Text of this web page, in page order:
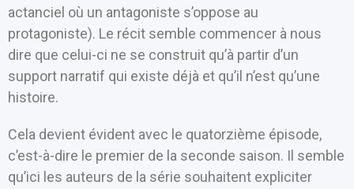
actanciel où un antagoniste s’oppose au
protagoniste). Le récit semble commencer à nous
dire que celui-ci ne se construit qu’à partir d’un
support narratif qui existe déjà et qu’il n’est qu’une
histoire.
Cela devient évident avec le quatorzième épisode,
c’est-à-dire le premier de la seconde saison. Il semble
qu’ici les auteurs de la série souhaitent expliciter